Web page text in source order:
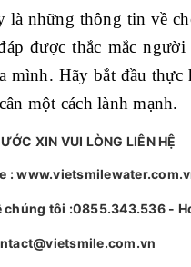
là những thông tin về
được thắc mắc
mình. Hãy bắt đầu
một cách lành mạnh.
XIN VUI LÒNG LIÊN HỆ
:
chúng tôi :0855.343.536 -